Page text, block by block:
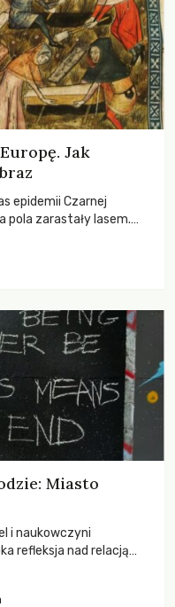
Jak
epidemii Czarnej
pola zarastały lasem.
Miasto
i naukowczyni
refleksja nad relacją